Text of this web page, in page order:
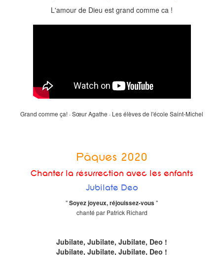
L'amour de Dieu est grand comme ca !
Grand comme ça! · Sœur Agathe · Les élèves de l'école Saint-Michel
Pâques 2020
Chanter la résurrection avec les enfants
Jubilate Deo
"Soyez joyeux, réjouissez-vous "
chanté par Patrick Richard
Jubilate, Jubilate, Jubilate, Deo !
Jubilate, Jubilate, Jubilate, Deo !